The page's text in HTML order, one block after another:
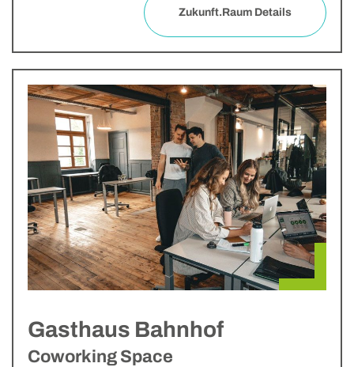
Zukunft.Raum Details
Gasthaus Bahnhof
Coworking Space